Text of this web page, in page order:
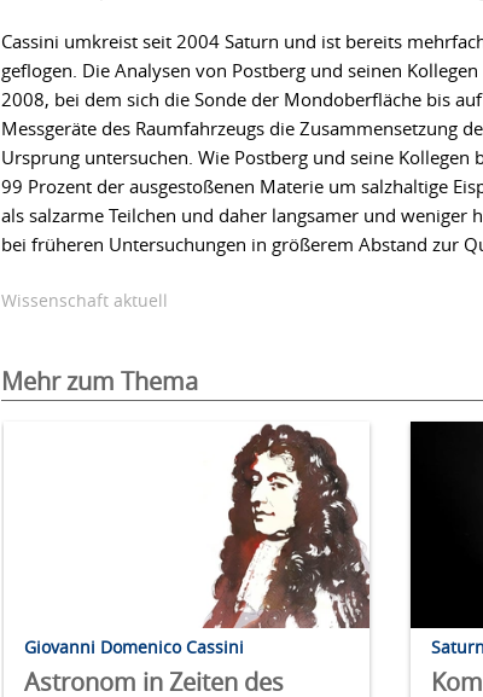
Cassini umkreist seit 2004 Saturn und ist bereits
geflogen. Die Analysen von Postberg und seinen
2008, bei dem sich die Sonde der Mondoberfläche bis
Messgeräte des Raumfahrzeugs die Zusammensetzung
Ursprung untersuchen. Wie Postberg und seine Kollegen
99 Prozent der ausgestoßenen Materie um salzhaltige
als salzarme Teilchen und daher langsamer und weniger
bei früheren Untersuchungen in größerem Abstand zur
Wissenschaft aktuell
Mehr zum Thema
Giovanni Domenico Cassini
Astronom in Zeiten des